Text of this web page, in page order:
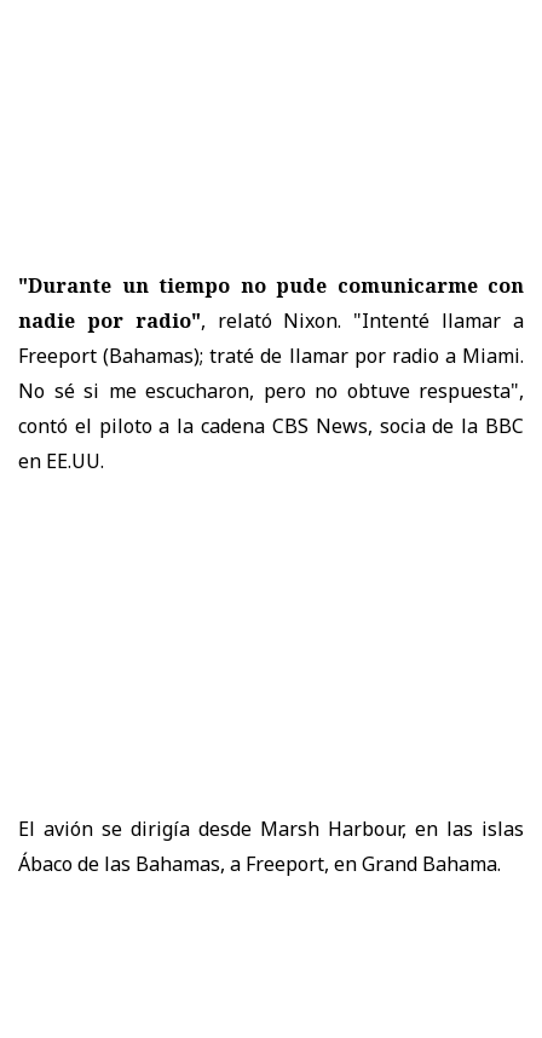
"Durante un tiempo no pude comunicarme con
nadie por radio", relató Nixon. "Intenté llamar a
Freeport (Bahamas); traté de llamar por radio a Miami.
No sé si me escucharon, pero no obtuve respuesta",
contó el piloto a la cadena CBS News, socia de la BBC
en EE.UU.
El avión se dirigía desde Marsh Harbour, en las islas
Ábaco de las Bahamas, a Freeport, en Grand Bahama.